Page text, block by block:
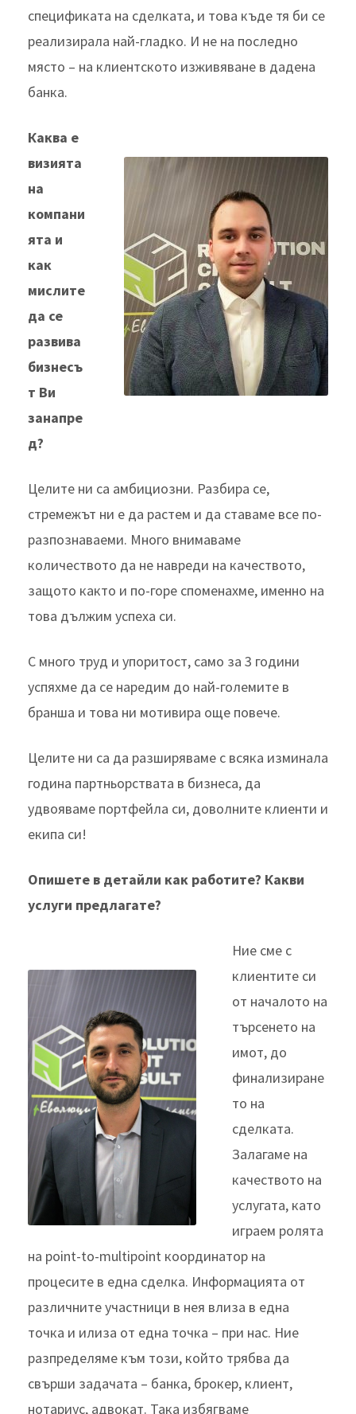
спецификата на сделката, и това къде тя би се
реализирала най-гладко. И не на последно
място – на клиентското изживяване в дадена
банка.
Каква е
визията
на
компани
ята и
как
мислите
да се
развива
бизнесъ
т Ви
занапре
д?
Целите ни са амбициозни. Разбира се,
стремежът ни е да растем и да ставаме все по-
разпознаваеми. Много внимаваме
количеството да не навреди на качеството,
защото както и по-горе споменахме, именно на
това дължим успеха си.
С много труд и упоритост, само за 3 години
успяхме да се наредим до най-големите в
бранша и това ни мотивира още повече.
Целите ни са да разширяваме с всяка изминала
година партньорствата в бизнеса, да
удвояваме портфейла си, доволните клиенти и
екипа си!
Опишете в детайли как работите? Какви
услуги предлагате?
Ние сме с
клиентите си
от началото на
търсенето на
имот, до
финализиране
то на
сделката.
Залагаме на
качеството на
услугата, като
играем ролята
на point-to-multipoint координатор на
процесите в една сделка. Информацията от
различните участници в нея влиза в една
точка и илиза от една точка – при нас. Ние
разпределяме към този, който трябва да
свърши задачата – банка, брокер, клиент,
нотариус, адвокат. Така избягваме